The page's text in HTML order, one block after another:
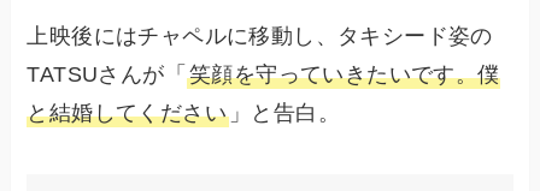
上映後にはチャペルに移動し、タキシード姿の
TATSUさんが「笑顔を守っていきたいです。僕
と結婚してください 」と告白。